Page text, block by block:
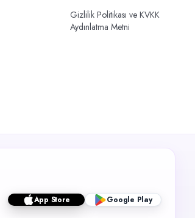
Gizlilik Politikası ve KVKK
Aydınlatma Metni
App Store Google Play